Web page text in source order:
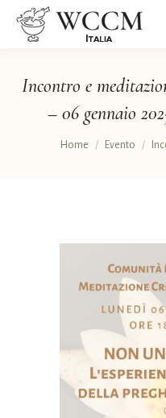
Incontro e
– 06 gennaio
Tu sei qui:
Home Evento